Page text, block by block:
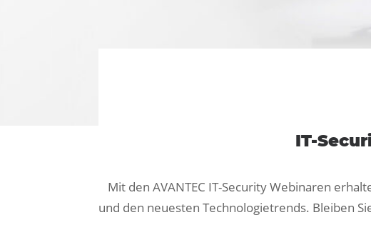
IT-
Mit den AVANTEC IT-Security Webinaren
und den neuesten Technologietrends. Bleiben